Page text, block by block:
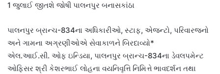
1 જુલાઈ જીતશે જોષી પાલનપુર બનાસકાંઠા
પાલનપુર બ્રાન્ચ-834ના અધિકારીઓ, સ્ટાફ, એજન્ટો, પરિવારજનો
અને ગામના અગ્રણીઓએ સેવાકાળને બિરદાવ્યો*
એલ.આઈ.સી. ઓફ ઇન્ડિયા, પાલનપુર બ્રાન્ચ-834ના ડેવલપમેન્ટ
ઓફિસર શ્રી કેશરભાઈ લોહના વયનિવૃત્તિ નિમિત્તે ભાવદર્શન તથા